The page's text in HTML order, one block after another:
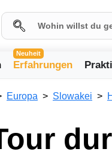
Neuheit
Erfahrungen
Europa Slowakei